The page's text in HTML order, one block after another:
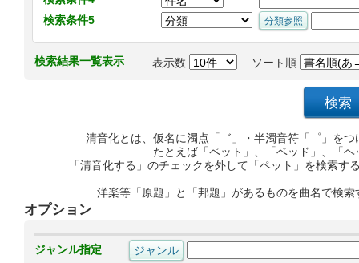
検索条件5
検索結果一覧表示 表示数 ソート順
清音化とは、仮名に濁点「゛」・半濁音符「゜」を
たとえば「ペット」、「ベッド」、「
「清音化する」のチェックを外して「ペット」を検索
洋楽等「原題」と「邦題」があるものを曲名で検
オプション
ジャンル指定